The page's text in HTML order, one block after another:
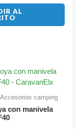
AL
camping
con manivela